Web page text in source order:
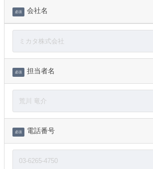
必須 会社名
必須 担当者名
必須 電話番号